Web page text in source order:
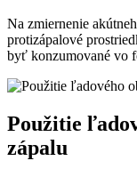
Na zmiernenie
protizápalové
byť konzumované vo
Použitie
zápalu